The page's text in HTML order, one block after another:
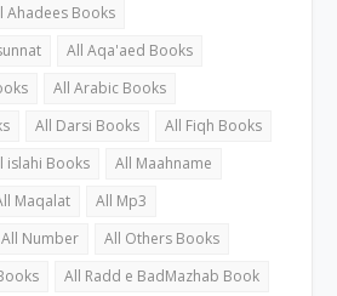
Ahadees Books
All Aqa'aed Books
All Arabic Books
All Darsi Books
All Fiqh Books
islahi Books
All Maahname
Maqalat
All Mp3
All Number
All Others Books
All Radd e BadMazhab Book